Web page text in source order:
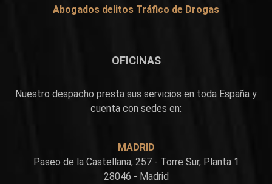
Abogados delitos Tráfico de Drogas
OFICINAS
Nuestro despacho presta sus servicios en toda España y
cuenta con sedes en:
MADRID
Paseo de la Castellana, 257 - Torre Sur, Planta 1
28046 - Madrid